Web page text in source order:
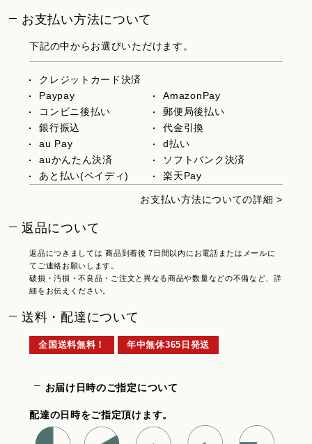
お支払い方法について
下記の中からお選びいただけます。
クレジットカード決済
Paypay
AmazonPay
コンビニ後払い
郵便局後払い
銀行振込
代金引換
au Pay
d払い
auかんたん決済
ソフトバンク決済
あと払い(ペイディ)
楽天Pay
お支払い方法についての詳細 >
返品について
返品につきましては 商品到着後 7日間以内にお電話またはメールに
てご連絡お願いします。
破損・汚損・不良品・ご注文と異なる商品や数量などの不備など、詳
細をお伝えください。
送料・配達について
全国送料無料！ 年中無休365日発送
お届け日時のご指定について
配達の日時をご指定頂けます。